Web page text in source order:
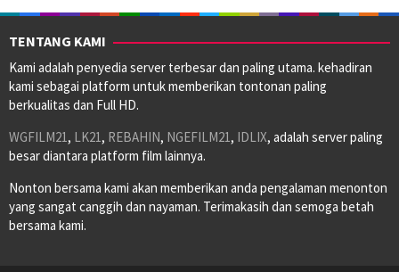
TENTANG KAMI
Kami adalah penyedia server terbesar dan paling utama. kehadiran
kami sebagai platform untuk memberikan tontonan paling
berkualitas dan Full HD.
WGFILM21, LK21, REBAHIN, NGEFILM21, IDLIX, adalah server paling
besar diantara platform film lainnya.
Nonton bersama kami akan memberikan anda pengalaman menonton
yang sangat canggih dan nayaman. Terimakasih dan semoga betah
bersama kami.